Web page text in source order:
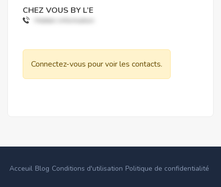
CHEZ VOUS BY L’E
Hidden information
Connectez-vous pour voir les contacts.
Acceuil Blog Conditions d'utilisation Politique de confidentialité